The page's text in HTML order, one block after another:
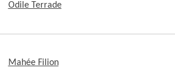
Odile Terrade
Mahée Filion